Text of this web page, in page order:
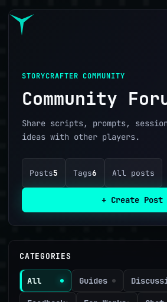
STORYCRAFTER COMMUNITY
Community
Share scripts, prompts,
ideas with other players.
Posts5 Tags6 All posts
+ Create Post
CATEGORIES
All Guides